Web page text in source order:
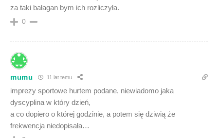
za taki bałagan bym ich rozliczyła.
0
mumu 11 lat temu
imprezy sportowe hurtem podane, niewiadomo jaka
dyscyplina w który dzień,
a co dopiero o której godzinie, a potem się dziwią że
frekwencja niedopisała…